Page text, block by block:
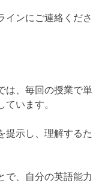
インにご連絡くださ
は、毎回の授業で単
ています。
提示し、理解するた
で、自分の英語能力